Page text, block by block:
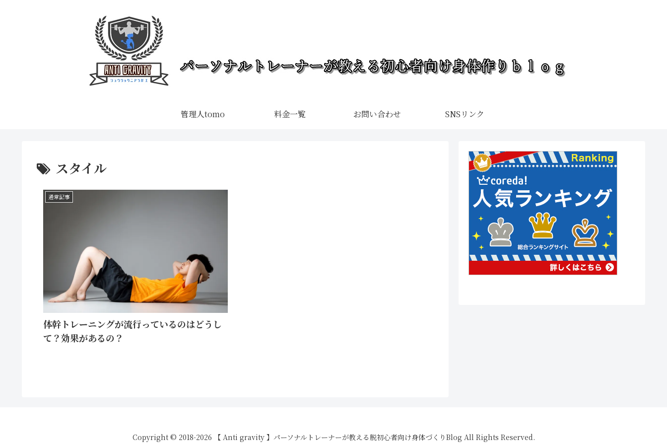
管理人tomo 料金一覧 お問い合わせ SNSリンク
スタイル
通常記事
体幹トレーニングが流行っているのはどうし
て？効果があるの？
Copyright © 2018-2026 【 Anti gravity 】パーソナルトレーナーが教える脱初心者向け身体づくりBlog All Rights Reserved.